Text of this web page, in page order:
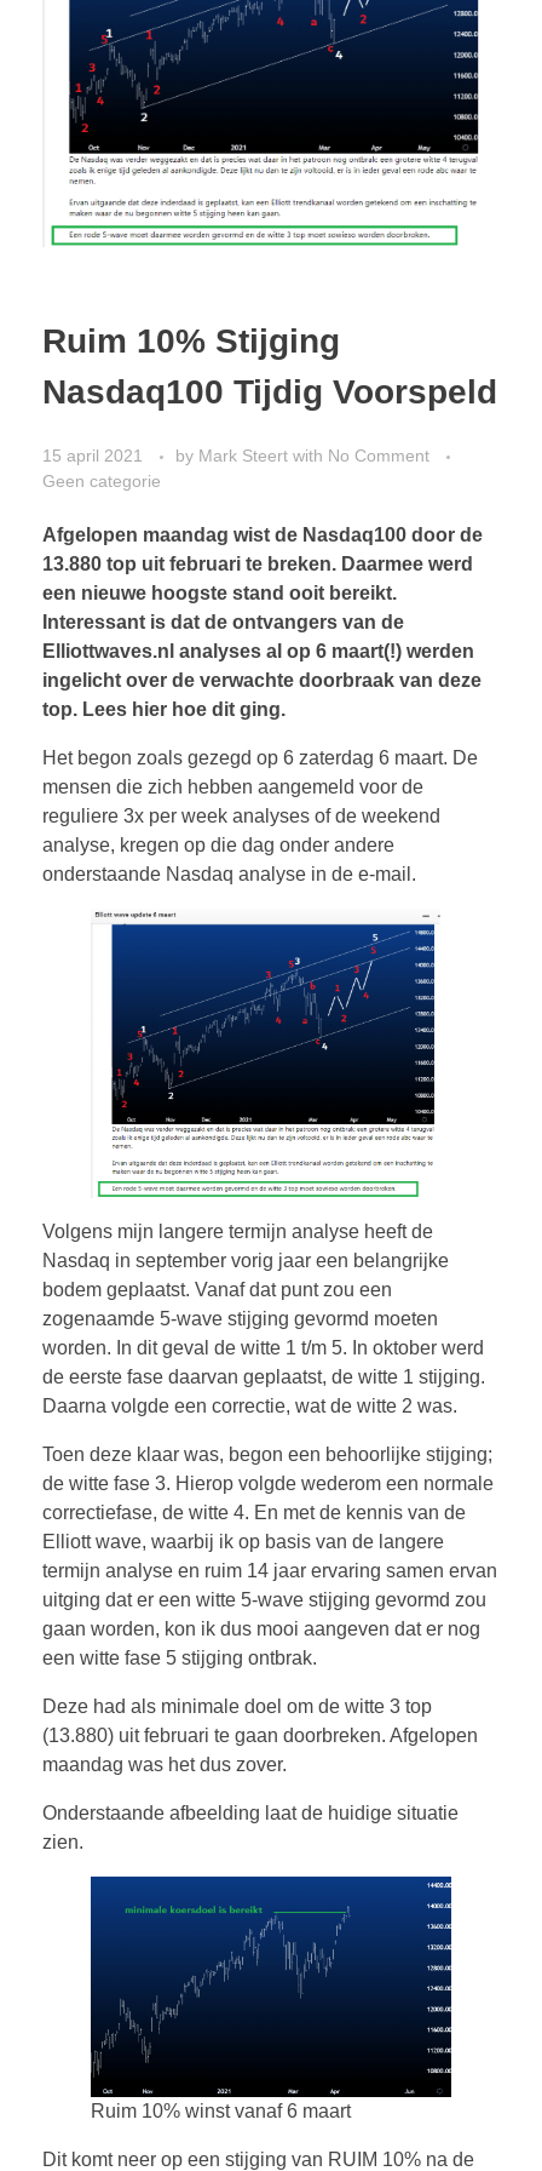
CONTACT
Ruim 10% Stijging
Nasdaq100 Tijdig Voorspeld
15 april 2021 by Mark Steert with No Comment
Geen categorie
Afgelopen maandag wist de Nasdaq100 door de
13.880 top uit februari te breken. Daarmee werd
een nieuwe hoogste stand ooit bereikt.
Interessant is dat de ontvangers van de
Elliottwaves.nl analyses al op 6 maart(!) werden
ingelicht over de verwachte doorbraak van deze
top. Lees hier hoe dit ging.
Het begon zoals gezegd op 6 zaterdag 6 maart. De
mensen die zich hebben aangemeld voor de
reguliere 3x per week analyses of de weekend
analyse, kregen op die dag onder andere
onderstaande Nasdaq analyse in de e-mail.
Volgens mijn langere termijn analyse heeft de
Nasdaq in september vorig jaar een belangrijke
bodem geplaatst. Vanaf dat punt zou een
zogenaamde 5-wave stijging gevormd moeten
worden. In dit geval de witte 1 t/m 5. In oktober werd
de eerste fase daarvan geplaatst, de witte 1 stijging.
Daarna volgde een correctie, wat de witte 2 was.
Toen deze klaar was, begon een behoorlijke stijging;
de witte fase 3. Hierop volgde wederom een normale
correctiefase, de witte 4. En met de kennis van de
Elliott wave, waarbij ik op basis van de langere
termijn analyse en ruim 14 jaar ervaring samen ervan
uitging dat er een witte 5-wave stijging gevormd zou
gaan worden, kon ik dus mooi aangeven dat er nog
een witte fase 5 stijging ontbrak.
Deze had als minimale doel om de witte 3 top
(13.880) uit februari te gaan doorbreken. Afgelopen
maandag was het dus zover.
Onderstaande afbeelding laat de huidige situatie
zien.
Ruim 10% winst vanaf 6 maart
Dit komt neer op een stijging van RUIM 10% na de